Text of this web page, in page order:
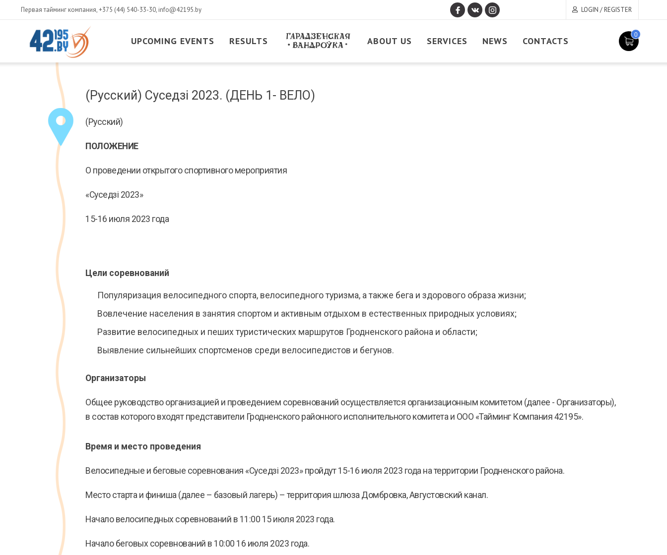
Первая тайминг компания,+375 (44) 540-33-30, info@42195.by LOGIN / REGISTER
UPCOMING EVENTS RESULTS ABOUT US SERVICES NEWS CONTACTS
0
CONTENT
14,
(Русский) Суседзі 2023. (ДЕНЬ 1- ВЕЛО)
(Русский)
ПОЛОЖЕНИЕ
О проведении открытого спортивного мероприятия
«Суседзi 2023»
15-16 июля 2023 года
Цели соревнований
Популяризация велосипедного спорта, велосипедного туризма, а также бега и здорового образа жизни;
Вовлечение населения в занятия спортом и активным отдыхом в естественных природных условиях;
Развитие велосипедных и пеших туристических маршрутов Гродненского района и области;
Выявление сильнейших спортсменов среди велосипедистов и бегунов.
Организаторы
Общее руководство организацией и проведением соревнований осуществляется организационным комитетом (далее - Организаторы),
в состав которого входят представители Гродненского районного исполнительного комитета и ООО «Тайминг Компания 42195».
Время и место проведения
Велосипедные и беговые соревнования «Суседзi 2023» пройдут 15-16 июля 2023 года на территории Гродненского района.
Место старта и финиша (далее – базовый лагерь) – территория шлюза Домбровка, Августовский канал.
Начало велосипедных соревнований в 11:00 15 июля 2023 года.
Начало беговых соревнований в 10:00 16 июля 2023 года.